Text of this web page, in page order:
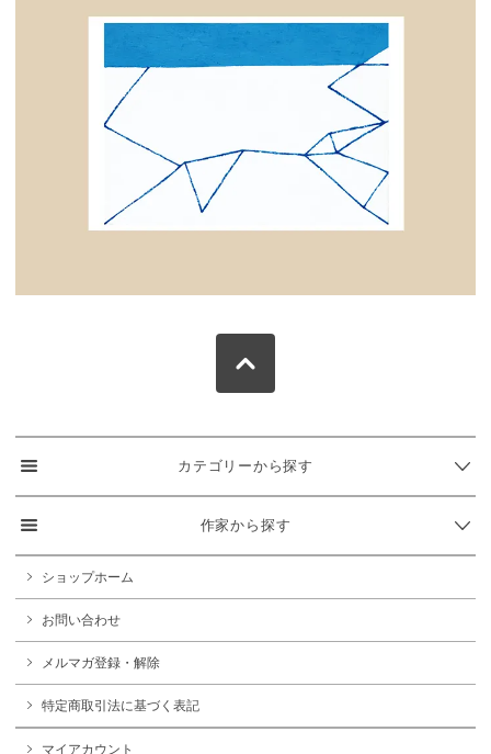
カテゴリーから探す
作家から探す
ショップホーム
お問い合わせ
メルマガ登録・解除
特定商取引法に基づく表記
マイアカウント